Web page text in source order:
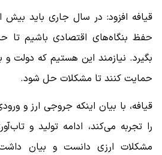
قیافه افزود: در سال جاری باید بیش
حفظ بنگاه‌های اقتصادی باشیم تا
بگیرد. نیازمند این هستیم که
حمایت کنند تا مشکلات حل شود.
قیافه، با بیان اینکه جروجی ارز و
را تجربه می‌کند، ادامه تولید و
مشکلات ارزی دانست و بیان داشت: